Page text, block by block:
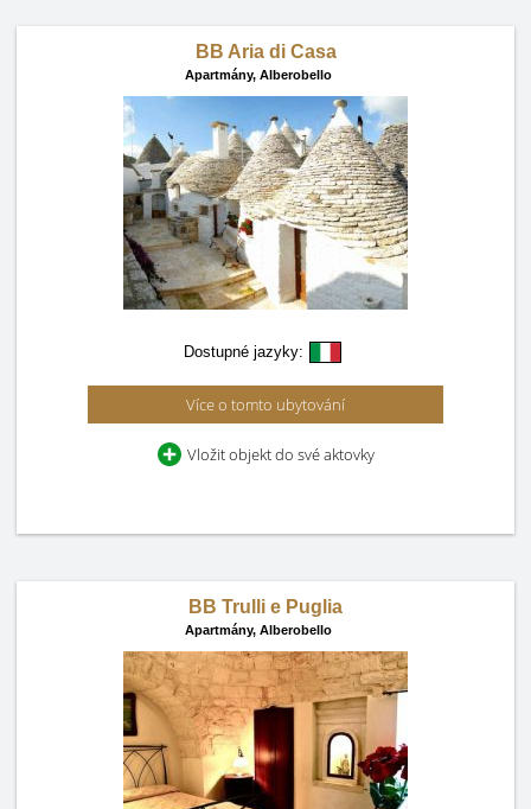
BB Aria di Casa
Apartmány, Alberobello
Dostupné jazyky:
Více o tomto ubytování
Vložit objekt do své aktovky
BB Trulli e Puglia
Apartmány, Alberobello